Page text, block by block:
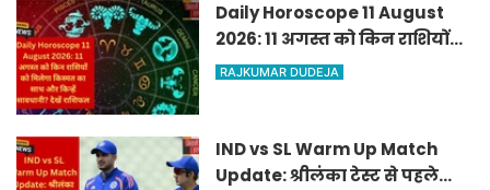
Daily Horoscope 11 August
2026: 11 अगस्त को किन राशियों
को मिलेगा किस्मत का साथ और
RAJKUMAR DUDEJA
IND vs SL Warm Up Match
Update: श्रीलंका टेस्ट से पहले